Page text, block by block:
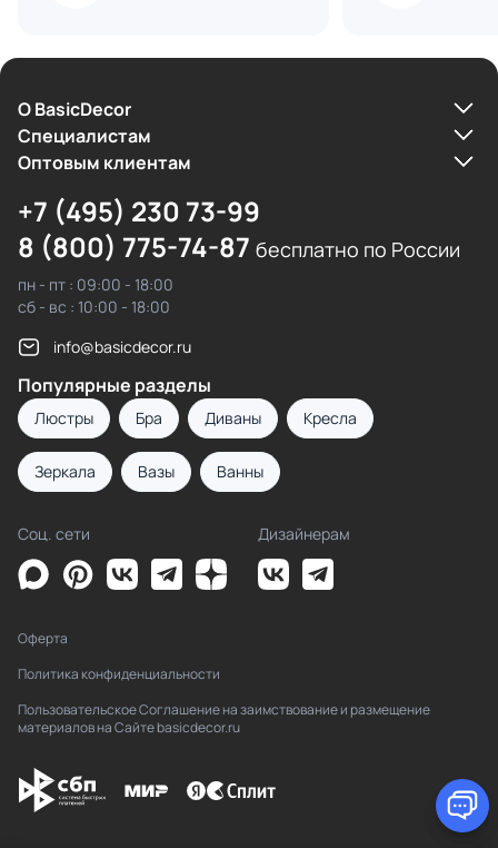
О BasicDecor
Cпециалистам
Оптовым клиентам
+7 (495) 230 73-99
8 (800) 775-74-87 бесплатно по России
пн - пт : 09:00 - 18:00
сб - вс : 10:00 - 18:00
info@basicdecor.ru
Популярные разделы
Люстры Бра Диваны Кресла
Зеркала Вазы Ванны
Соц. сети Дизайнерам
Оферта
Политика конфиденциальности
Пользовательское Соглашение на заимствование и размещение
материалов на Сайте basicdecor.ru